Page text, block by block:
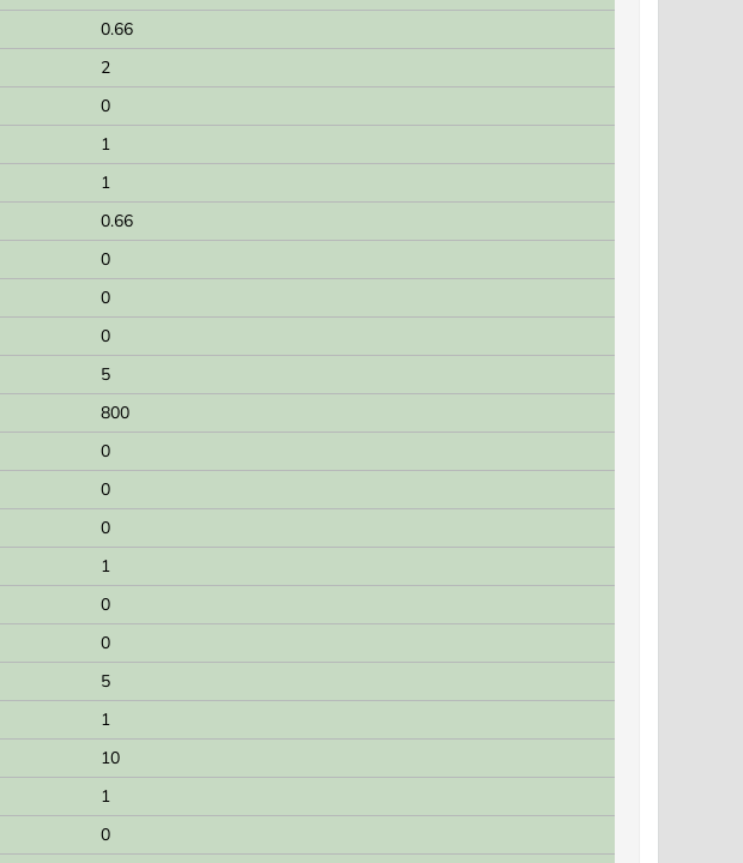
0.66
2
0
1
1
0.66
0
0
0
5
800
0
0
0
1
0
0
5
1
10
1
0